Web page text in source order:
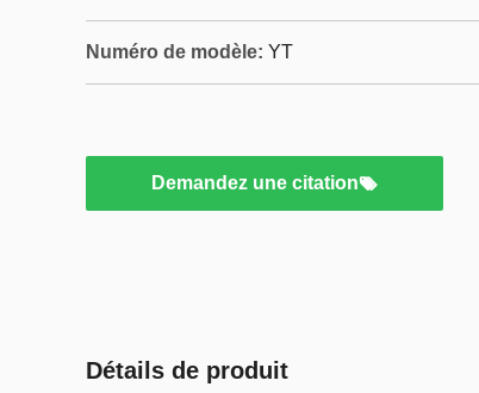
Numéro de modèle: YT
Demandez une citation
Détails de produit